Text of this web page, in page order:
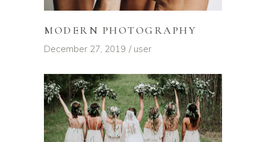
MODERN PHOTOGRAPHY
December 27, 2019 user